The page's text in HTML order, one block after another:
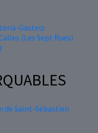
Gasteiz
(Les Sept Rues)
de Saint-Sébastien